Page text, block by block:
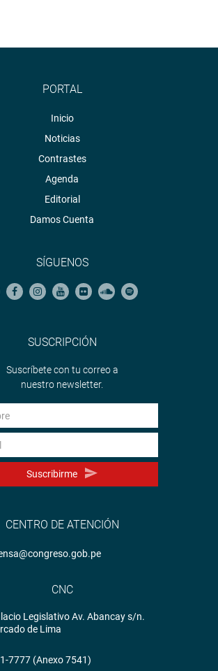
PORTAL
Inicio
Noticias
Contrastes
Agenda
Editorial
Damos Cuenta
SÍGUENOS
SUSCRIPCIÓN
Suscríbete con tu correo a
nuestro newsletter.
Suscribirme
CENTRO DE ATENCIÓN
CNC
Legislativo Av. Abancay s/n.
de Lima
7777 (Anexo 7541)